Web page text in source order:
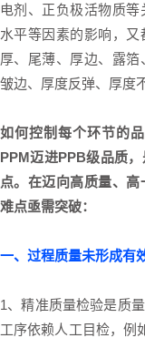
电剂、正负极活物质
水平等因素的影响，
厚、尾薄、厚边、露箔
皱边、厚度反弹、厚
如何控制每个环节的
PPM迈进PPB级品质
点。在迈向高质量、
难点亟需突破：
一、过程质量未形成有
1、精准质量检验是质
工序依赖人工目检，例